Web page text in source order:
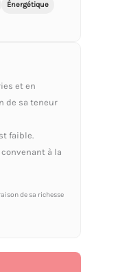
Énergétique
et en
de sa teneur
faible.
à la
de sa richesse